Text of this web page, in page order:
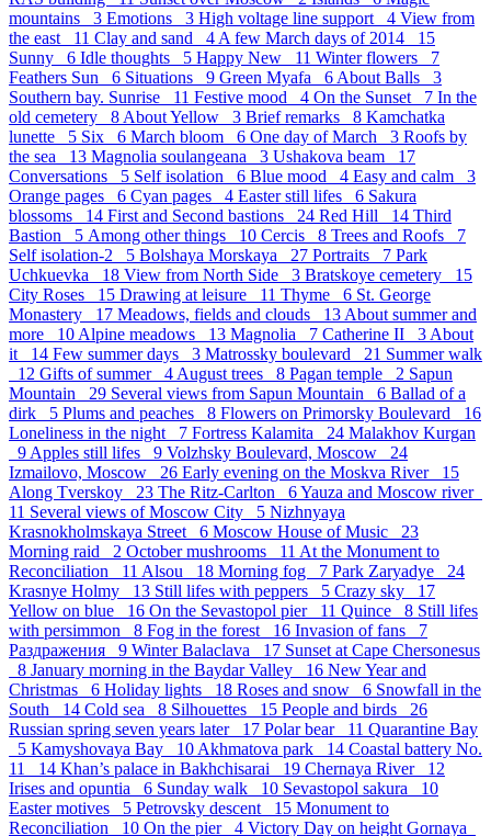
mountains 3 Emotions 3 High voltage line support 4 View from
the east 11 Clay and sand 4 A few March days of 2014 15
Sunny 6 Idle thoughts 5 Happy New 11 Winter flowers 7
Feathers Sun 6 Situations 9 Green Myafa 6 About Balls 3
Southern bay. Sunrise 11 Festive mood 4 On the Sunset 7 In the
old cemetery 8 About Yellow 3 Brief remarks 8 Kamchatka
lunette 5 Six 6 March bloom 6 One day of March 3 Roofs by
the sea 13 Magnolia soulangeana 3 Ushakova beam 17
Conversations 5 Self isolation 6 Blue mood 4 Easy and calm 3
Orange pages 6 Cyan pages 4 Easter still lifes 6 Sakura
blossoms 14 First and Second bastions 24 Red Hill 14 Third
Bastion 5 Аmong other things 10 Cercis 8 Trees and Roofs 7
Self isolation-2 5 Bolshaya Morskaya 27 Portraits 7 Park
Uchkuevka 18 View from North Side 3 Bratskoye cemetery 15
City Roses 15 Drawing at leisure 11 Thyme 6 St. George
Monastery 17 Meadows, fields and clouds 13 About summer and
more 10 Alpine meadows 13 Magnolia 7 Catherine II 3 About
it 14 Few summer days 3 Matrossky boulevard 21 Summer walk
12 Gifts of summer 4 August trees 8 Pagan temple 2 Sapun
Mountain 29 Several views from Sapun Mountain 6 Ballad of a
dirk 5 Plums and peaches 8 Flowers on Primorsky Boulevard 16
Loneliness in the night 7 Fortress Kalamita 24 Malakhov Kurgan
9 Apples still lifes 9 Volzhsky Boulevard, Moscow 24
Izmailovo, Moscow 26 Early evening on the Moskva River 15
Along Tverskoy 23 The Ritz-Carlton 6Yauza and Moscow river
11 Several views of Moscow City 5 Nizhnyaya
Krasnokholmskaya Street 6 Moscow House of Music 23
Morning raid 2 October mushrooms 11 At the Monument to
Reconciliation 11 Alsou 18 Morning fog 7 Park Zaryadye 24
Krasnye Holmy 13 Still lifes with peppers 5 Crazy sky 17
Yellow on blue 16 On the Sevastopol pier 11 Quince 8 Still lifes
with persimmon 8 Fog in the forest 16 Invasion of fans 7
Раздражения 9 Winter Balaclava 17 Sunset at Cape Chersonesus
8 January morning in the Baydar Valley 16 New Year and
Christmas 6 Holiday lights 18 Roses and snow 6 Snowfall in the
South 14 Cold sea 8 Silhouettes 15 People and birds 26
Russian spring seven years later 17 Polar bear 11 Quarantine Bay
5 Kamyshovaya Bay 10 Akhmatova park 14 Coastal battery No.
11 14 Khan’s palace in Bakhchisarai 19 Chernaya River 12
Irises and opuntia 6 Sunday walk 10 Sevastopol sakura 10
Easter motives 5 Petrovsky descent 15 Monument to
Reconciliation 10 On the pier 4 Victory Day on height Gornaya